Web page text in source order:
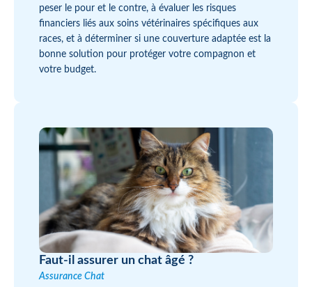
peser le pour et le contre, à évaluer les risques
financiers liés aux soins vétérinaires spécifiques aux
races, et à déterminer si une couverture adaptée est la
bonne solution pour protéger votre compagnon et
votre budget.
Faut-il assurer un chat âgé ?
Assurance Chat